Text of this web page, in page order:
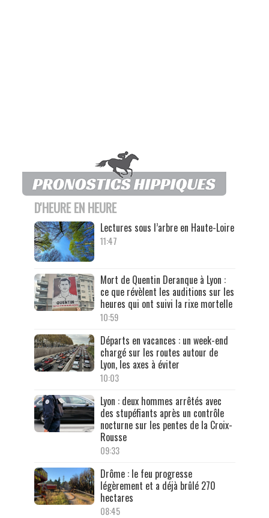
D'HEURE EN HEURE
Lectures sous l’arbre en Haute-Loire
11:47
Mort de Quentin Deranque à Lyon :
ce que révèlent les auditions sur les
heures qui ont suivi la rixe mortelle
10:59
Départs en vacances : un week-end
chargé sur les routes autour de
Lyon, les axes à éviter
10:03
Lyon : deux hommes arrêtés avec
des stupéfiants après un contrôle
nocturne sur les pentes de la Croix-
Rousse
09:33
Drôme : le feu progresse
légèrement et a déjà brûlé 270
hectares
08:45